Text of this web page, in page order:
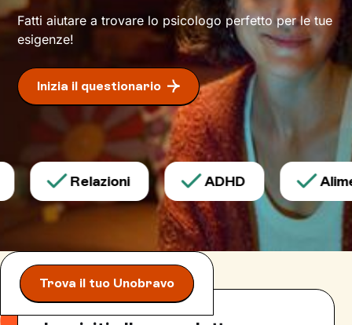
Fatti aiutare a trovare lo psicologo perfetto per le tue
esigenze!
Inizia il questionario
Relazioni ADHD
Trova il tuo Unobravo